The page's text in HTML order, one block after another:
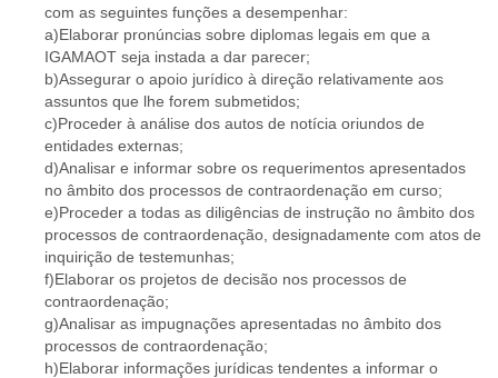
com as seguintes funções a desempenhar:
a)Elaborar pronúncias sobre diplomas legais em que a
IGAMAOT seja instada a dar parecer;
b)Assegurar o apoio jurídico à direção relativamente aos
assuntos que lhe forem submetidos;
c)Proceder à análise dos autos de notícia oriundos de
entidades externas;
d)Analisar e informar sobre os requerimentos apresentados
no âmbito dos processos de contraordenação em curso;
e)Proceder a todas as diligências de instrução no âmbito dos
processos de contraordenação, designadamente com atos de
inquirição de testemunhas;
f)Elaborar os projetos de decisão nos processos de
contraordenação;
g)Analisar as impugnações apresentadas no âmbito dos
processos de contraordenação;
h)Elaborar informações jurídicas tendentes a informar o